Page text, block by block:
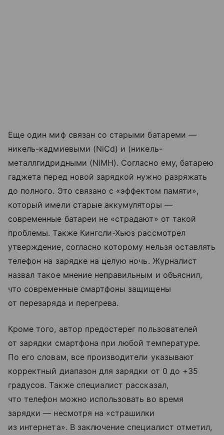
Еще один миф связан со старыми батареми —
никель-кадмиевыми (NiCd) и (никель-
металлгидридными (NiMH). Согласно ему, батарею
гаджета перед новой зарядкой нужно разряжать
до полного. Это связано с «эффектом памяти»,
который имели старые аккумуляторы —
современные батареи не «страдают» от такой
проблемы. Также Кингсли-Хьюз рассмотрел
утверждение, согласно которому нельзя оставлять
телефон на зарядке на целую ночь. Журналист
назвал такое мнение неправильным и объяснил,
что современные смартфоны защищены
от перезаряда и перегрева.
Кроме того, автор предостерег пользователей
от зарядки смартфона при любой температуре.
По его словам, все производители указывают
корректный диапазон для зарядки от 0 до +35
градусов. Также специалист рассказал,
что телефон можно использовать во время
зарядки — несмотря на «страшилки
из интернета». В заключение специалист отметил,